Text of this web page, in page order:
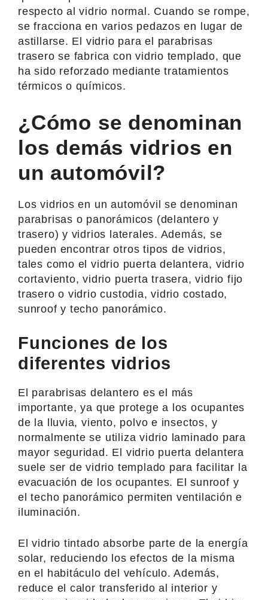
respecto al vidrio normal. Cuando se rompe,
se fracciona en varios pedazos en lugar de
astillarse. El vidrio para el parabrisas
trasero se fabrica con vidrio templado, que
ha sido reforzado mediante tratamientos
térmicos o químicos.
¿Cómo se denominan
los demás vidrios en
un automóvil?
Los vidrios en un automóvil se denominan
parabrisas o panorámicos (delantero y
trasero) y vidrios laterales. Además, se
pueden encontrar otros tipos de vidrios,
tales como el vidrio puerta delantera, vidrio
cortaviento, vidrio puerta trasera, vidrio fijo
trasero o vidrio custodia, vidrio costado,
sunroof y techo panorámico.
Funciones de los
diferentes vidrios
El parabrisas delantero es el más
importante, ya que protege a los ocupantes
de la lluvia, viento, polvo e insectos, y
normalmente se utiliza vidrio laminado para
mayor seguridad. El vidrio puerta delantera
suele ser de vidrio templado para facilitar la
evacuación de los ocupantes. El sunroof y
el techo panorámico permiten ventilación e
iluminación.
El vidrio tintado absorbe parte de la energía
solar, reduciendo los efectos de la misma
en el habitáculo del vehículo. Además,
reduce el calor transferido al interior y